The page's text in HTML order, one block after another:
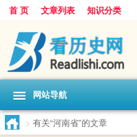
首 页 文章列表 知识分类
网站导航
> 有关“河南省”的文章